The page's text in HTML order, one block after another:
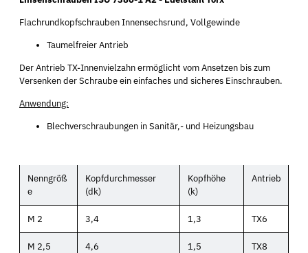
Flachrundkopfschrauben Innensechsrund, Vollgewinde
Taumelfreier Antrieb
Der Antrieb TX-Innenvielzahn ermöglicht vom Ansetzen bis zum
Versenken der Schraube ein einfaches und sicheres Einschrauben.
Anwendung:
Blechverschraubungen in Sanitär,- und Heizungsbau
Nenngröß
e
Kopfdurchmesser
(dk)
Kopfhöhe
(k)
Antrieb
M 2 3,4 1,3 TX6
M 2,5 4,6 1,5 TX8